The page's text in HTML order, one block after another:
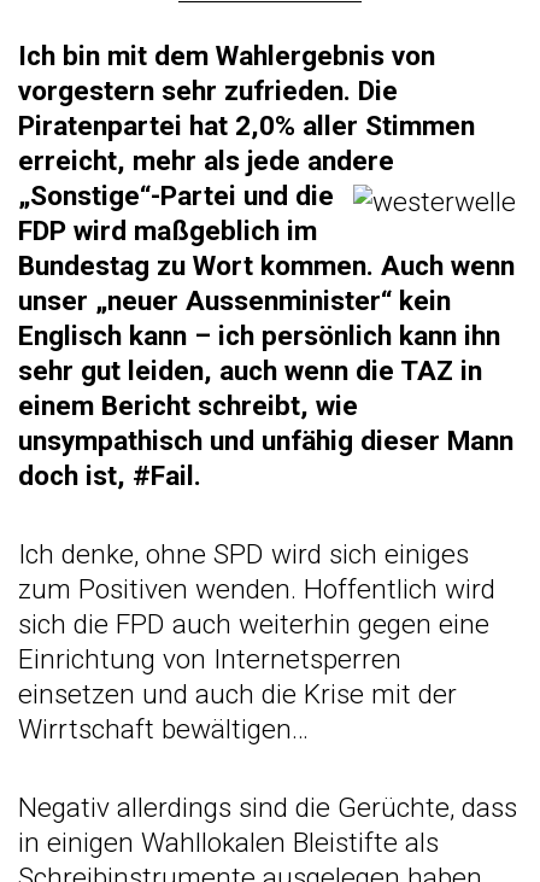
Ich bin mit dem Wahlergebnis von
vorgestern sehr zufrieden. Die
Piratenpartei hat 2,0% aller Stimmen
erreicht, mehr als jede andere
„Sonstige“-Partei und die
FDP wird maßgeblich im
Bundestag zu Wort kommen. Auch wenn
unser „neuer Aussenminister“ kein
Englisch kann – ich persönlich kann ihn
sehr gut leiden, auch wenn die TAZ in
einem Bericht schreibt, wie
unsympathisch und unfähig dieser Mann
doch ist, #Fail.
Ich denke, ohne SPD wird sich einiges
zum Positiven wenden. Hoffentlich wird
sich die FPD auch weiterhin gegen eine
Einrichtung von Internetsperren
einsetzen und auch die Krise mit der
Wirrtschaft bewältigen…
Negativ allerdings sind die Gerüchte, dass
in einigen Wahllokalen Bleistifte als